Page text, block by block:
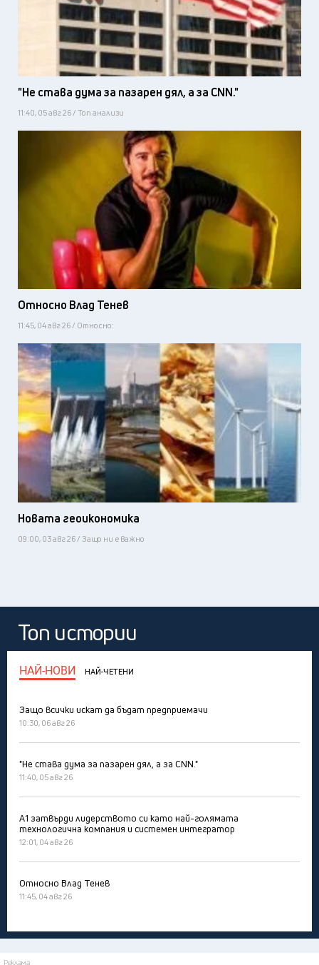
"Не става дума за пазарен дял, а за CNN."
11:40, 05 авг 26 / Топ анализи
Относно Влад Тенев
11:45, 04 авг 26 / Относно:
Новата геоикономика
09:00, 03 авг 26 / Защо ни е важно
Топ истории
НАЙ-НОВИ НАЙ-ЧЕТЕНИ
Защо всички искат да бъдат предприемачи
10:30, 06 авг 26
"Не става дума за пазарен дял, а за CNN."
11:40, 05 авг 26
А1 затвърди лидерството си като най-голямата
технологична компания и системен интегратор
12:01, 04 авг 26
Относно Влад Тенев
11:45, 04 авг 26
Реклама